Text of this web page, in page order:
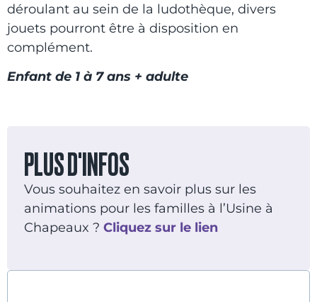
déroulant au sein de la ludothèque, divers
jouets pourront être à disposition en
complément.
Enfant de 1 à 7 ans + adulte
PLUS D'INFOS
Vous souhaitez en savoir plus sur les
animations pour les familles à l’Usine à
Chapeaux ? Cliquez sur le lien